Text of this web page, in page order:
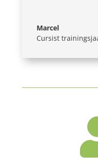
Marcel
Cursist